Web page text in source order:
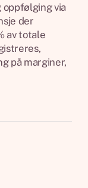
oppfølging via
der
av totale
på marginer,